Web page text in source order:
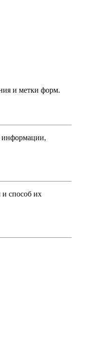
и метки форм.
информации,
способ их